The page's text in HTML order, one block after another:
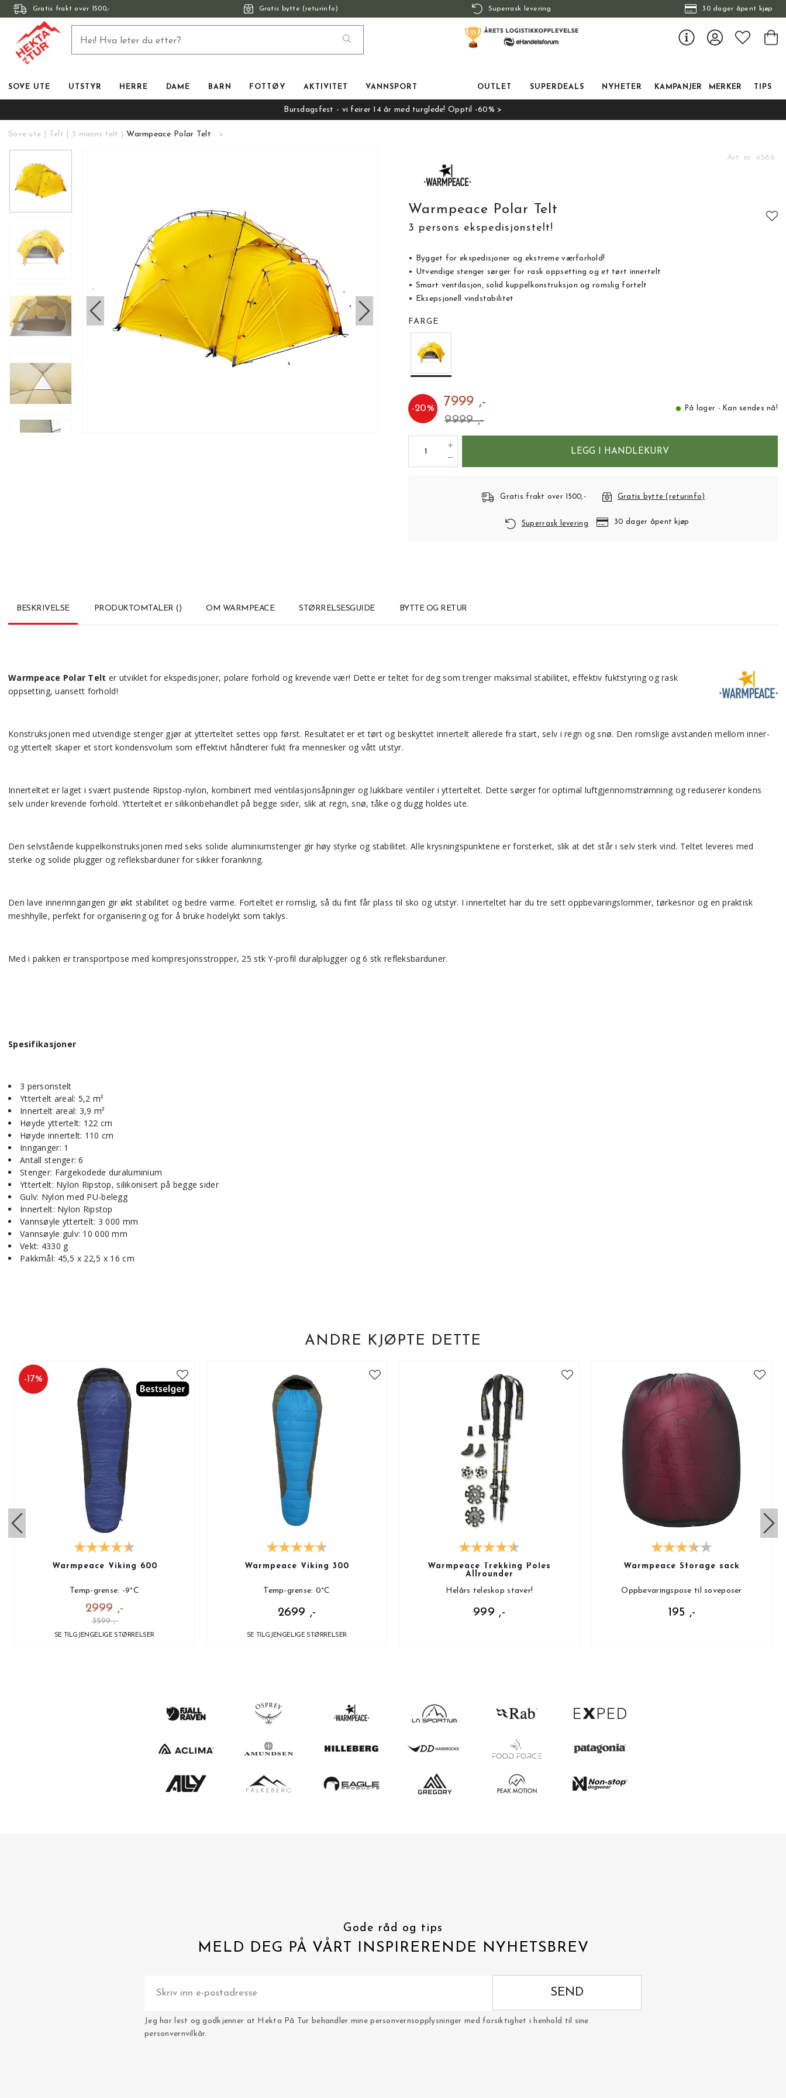
Gratis frakt over 1500,- Gratis bytte (returinfo) Superrask levering 30 dager åpent kjøp
SOVE UTE UTSTYR HERRE DAME BARN FOTTØY AKTIVITET VANNSPORT OUTLET SUPERDEALS NYHETER KAMPANJER MERKER TIPS
Bursdagsfest - vi feirer 14 år med turglede! Opptil -60% >
Sove ute Telt 3 manns telt Warmpeace Polar Telt
Art. nr. 4586
Warmpeace Polar Telt
3 persons ekspedisjonstelt!
• Bygget for ekspedisjoner og ekstreme værforhold!
• Utvendige stenger sørger for rask oppsetting og et tørt innertelt
• Smart ventilasjon, solid kuppelkonstruksjon og romslig fortelt
• Eksepsjonell vindstabilitet
FARGE
-20% 7999 ,-
9999 ,-
På lager - Kan sendes nå!
LEGG I HANDLEKURV
Gratis frakt over 1500,- Gratis bytte (returinfo)
Superrask levering 30 dager åpent kjøp
BESKRIVELSE PRODUKTOMTALER () OM WARMPEACE STØRRELSESGUIDE BYTTE OG RETUR
Warmpeace Polar Telt er utviklet for ekspedisjoner, polare forhold og krevende vær! Dette er teltet for deg som trenger maksimal stabilitet, effektiv fuktstyring og rask
oppsetting, uansett forhold!
Konstruksjonen med utvendige stenger gjør at ytterteltet settes opp først. Resultatet er et tørt og beskyttet innertelt allerede fra start, selv i regn og snø. Den romslige avstanden mellom inner-
og yttertelt skaper et stort kondensvolum som effektivt håndterer fukt fra mennesker og vått utstyr.
Innerteltet er laget i svært pustende Ripstop-nylon, kombinert med ventilasjonsåpninger og lukkbare ventiler i ytterteltet. Dette sørger for optimal luftgjennomstrømning og reduserer kondens
selv under krevende forhold. Ytterteltet er silikonbehandlet på begge sider, slik at regn, snø, tåke og dugg holdes ute.
Den selvstående kuppelkonstruksjonen med seks solide aluminiumstenger gir høy styrke og stabilitet. Alle krysningspunktene er forsterket, slik at det står i selv sterk vind. Teltet leveres med
sterke og solide plugger og refleksbarduner for sikker forankring.
Den lave innerinngangen gir økt stabilitet og bedre varme. Forteltet er romslig, så du fint får plass til sko og utstyr. I innerteltet har du tre sett oppbevaringslommer, tørkesnor og en praktisk
meshhylle, perfekt for organisering og for å bruke hodelykt som taklys.
Med i pakken er transportpose med kompresjonsstropper, 25 stk Y-profil duralplugger og 6 stk refleksbarduner.
Spesifikasjoner
3 personstelt
Yttertelt areal: 5,2 m²
Innertelt areal: 3,9 m²
Høyde yttertelt: 122 cm
Høyde innertelt: 110 cm
Innganger: 1
Antall stenger: 6
Stenger: Fargekodede duraluminium
Yttertelt: Nylon Ripstop, silikonisert på begge sider
Gulv: Nylon med PU-belegg
Innertelt: Nylon Ripstop
Vannsøyle yttertelt: 3 000 mm
Vannsøyle gulv: 10 000 mm
Vekt: 4330 g
Pakkmål: 45,5 x 22,5 x 16 cm
ANDRE KJØPTE DETTE
-17%
Warmpeace Viking 600
Temp-grense: -9°C
2999 ,-
3599 ,-
SE TILGJENGELIGE STØRRELSER
Warmpeace Viking 300
Temp-grense: 0°C
2699 ,-
SE TILGJENGELIGE STØRRELSER
Warmpeace Trekking Poles
Allrounder
Helårs teleskop staver!
999 ,-
Warmpeace Storage sack
Oppbevaringspose til soveposer
195 ,-
Gode råd og tips
MELD DEG PÅ VÅRT INSPIRERENDE NYHETSBREV
SEND
Jeg har lest og godkjenner at Hekta På Tur behandler mine personvernsopplysninger med forsiktighet i henhold til sine
personvernvilkår.